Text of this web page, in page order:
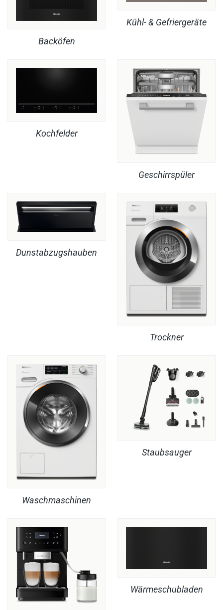
Backöfen
Kühl- & Gefriergeräte
Kochfelder
Geschirrspüler
Dunstabzugshauben
Trockner
Waschmaschinen
Staubsauger
Wärmeschubladen